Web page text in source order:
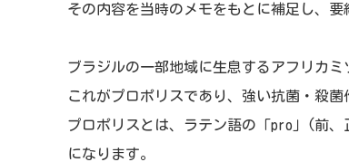
その内容を当時のメモをもとに補足し、要
ブラジルの一部地域に生息するアフリカ
これがプロポリスであり、強い抗菌・殺菌
プロポリスとは、ラテン語の「pro」(前
になります。